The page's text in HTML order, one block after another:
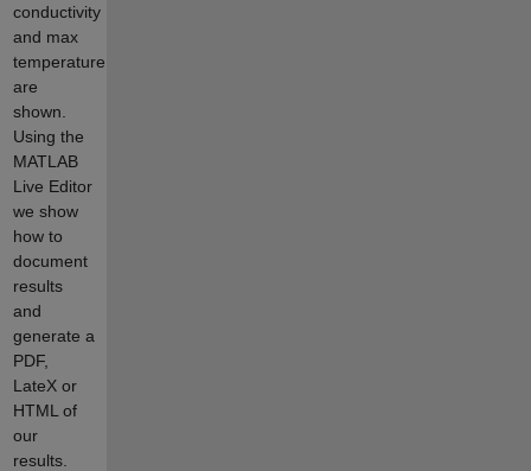
conductivity
and max
temperature
are
shown.
Using the
MATLAB
Live Editor
we show
how to
document
results
and
generate a
PDF,
LateX or
HTML of
our
results.